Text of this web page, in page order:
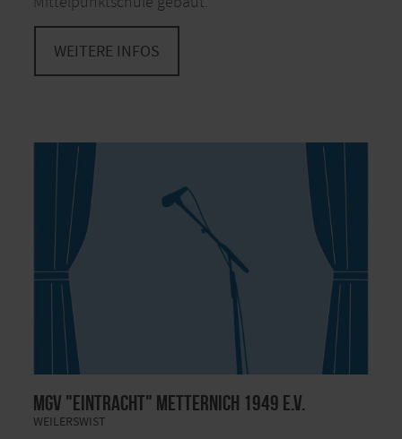
WEITERE INFOS
MGV "Eintracht" Metternich 1949 e.V.
WEILERSWIST